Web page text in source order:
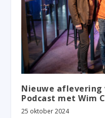
Nieuwe aflevering
Podcast met Wim
25 oktober 2024